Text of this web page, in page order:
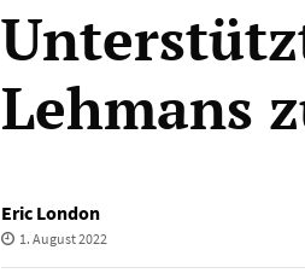
Lehmans
Eric London
1. August 2022